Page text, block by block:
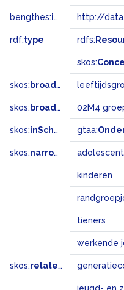
bengthes:inSet http://
rdf:type rdfs:
skos:
skos: broader
skos: broadMatch 02M4
skos:inScheme gtaa:
skos:narrower
kinderen
tieners
werkende
skos:related